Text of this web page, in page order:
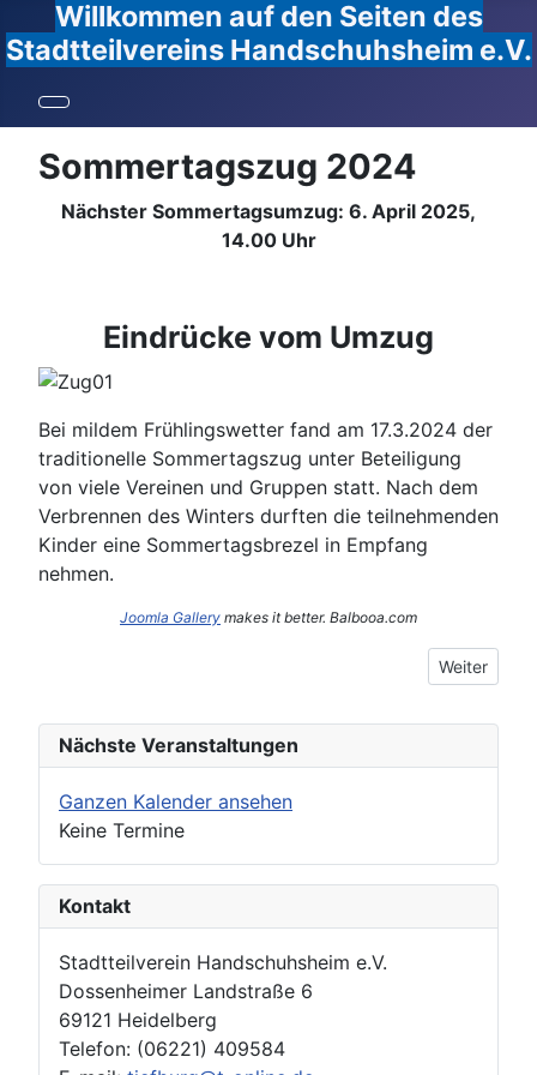
Willkommen auf den Seiten des
Stadtteilvereins Handschuhsheim e.V.
Sommertagszug 2024
Nächster Sommertagsumzug: 6. April 2025,
14.00 Uhr
Eindrücke vom Umzug
Bei mildem Frühlingswetter fand am 17.3.2024 der
traditionelle Sommertagszug unter Beteiligung
von viele Vereinen und Gruppen statt. Nach dem
Verbrennen des Winters durften die teilnehmenden
Kinder eine Sommertagsbrezel in Empfang
nehmen.
Joomla Gallery makes it better. Balbooa.com
Nächster
Weiter
Nächste Veranstaltungen
Ganzen Kalender ansehen
Keine Termine
Kontakt
Stadtteilverein Handschuhsheim e.V.
Dossenheimer Landstraße 6
69121 Heidelberg
Telefon: (06221) 409584